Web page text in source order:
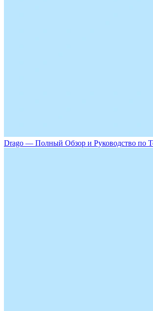
Drago — Полный Обзор и Руководство по